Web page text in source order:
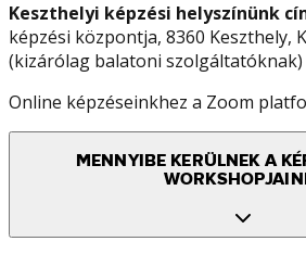
Keszthelyi képzési helyszínünk
képzési központja, 8360 Keszthely,
(kizárólag balatoni szolgáltatóknak)
Online képzéseinkhez a Zoom
MENNYIBE KERÜLNEK A